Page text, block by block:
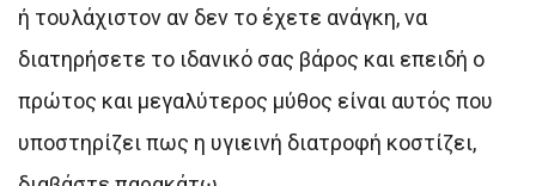
ή τουλάχιστον αν δεν το έχετε ανάγκη, να
διατηρήσετε το ιδανικό σας βάρος και επειδή ο
πρώτος και μεγαλύτερος μύθος είναι αυτός που
υποστηρίζει πως η υγιεινή διατροφή κοστίζει,